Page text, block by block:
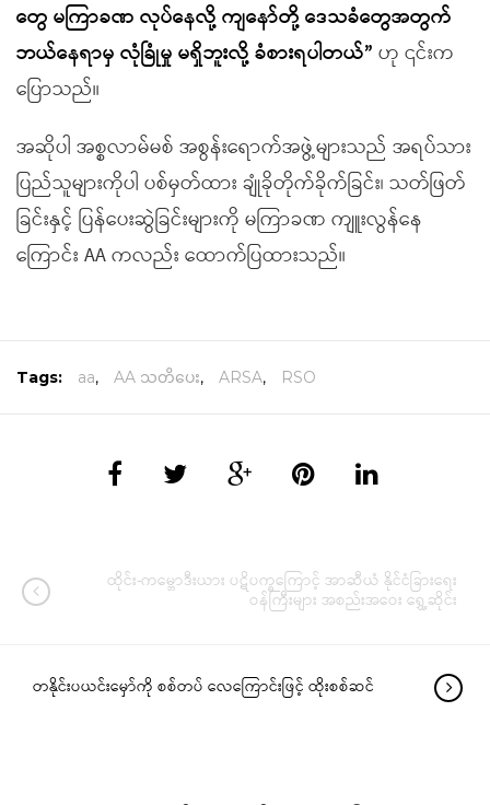
တွေ မကြာခဏ လုပ်နေလို့ ကျနော်တို့ ဒေသခံတွေအတွက်
ဘယ်နေရာမှ လုံခြုံမှု မရှိဘူးလို့ ခံစားရပါတယ်” ဟု ၎င်းက
ပြောသည်။
အဆိုပါ အစ္စလာမ်မစ် အစွန်းရောက်အဖွဲ့များသည် အရပ်သား
ပြည်သူများကိုပါ ပစ်မှတ်ထား ချုံခိုတိုက်ခိုက်ခြင်း၊ သတ်ဖြတ်
ခြင်းနှင့် ပြန်ပေးဆွဲခြင်းများကို မကြာခဏ ကျူးလွန်နေ
ကြောင်း AA ကလည်း ထောက်ပြထားသည်။
Tags: aa, AA သတိပေး, ARSA, RSO
ထိုင်း-ကမ္ဘောဒီးယား ပဋိပက္ခကြောင့် အာဆီယံ နိုင်ငံခြားရေး
ဝန်ကြီးများ အစည်းအဝေး ရွှေ့ဆိုင်း
တနိုင်းပယင်းမှော်ကို စစ်တပ် လေကြောင်းဖြင့် ထိုးစစ်ဆင်